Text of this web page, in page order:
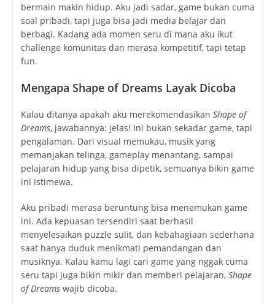
bermain makin hidup. Aku jadi sadar, game bukan cuma
soal pribadi, tapi juga bisa jadi media belajar dan
berbagi. Kadang ada momen seru di mana aku ikut
challenge komunitas dan merasa kompetitif, tapi tetap
fun.
Mengapa Shape of Dreams Layak Dicoba
Kalau ditanya apakah aku merekomendasikan Shape of
Dreams, jawabannya: jelas! Ini bukan sekadar game, tapi
pengalaman. Dari visual memukau, musik yang
memanjakan telinga, gameplay menantang, sampai
pelajaran hidup yang bisa dipetik, semuanya bikin game
ini istimewa.
Aku pribadi merasa beruntung bisa menemukan game
ini. Ada kepuasan tersendiri saat berhasil
menyelesaikan puzzle sulit, dan kebahagiaan sederhana
saat hanya duduk menikmati pemandangan dan
musiknya. Kalau kamu lagi cari game yang nggak cuma
seru tapi juga bikin mikir dan memberi pelajaran, Shape
of Dreamswajib dicoba.